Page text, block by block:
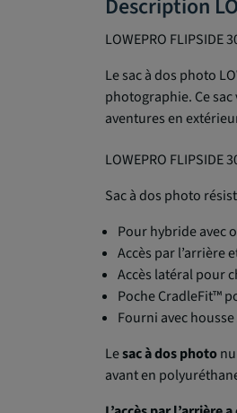
Description
LOWEPRO FLIPSIDE
Le sac à dos photo
photographie. Ce
aventures en
LOWEPRO FLIPSIDE
Sac à dos photo
Pour hybride avec
Accès par l’arrière
Accès latéral pour
Poche CradleFit™
Fourni avec
Lesac à dos photo
avant en